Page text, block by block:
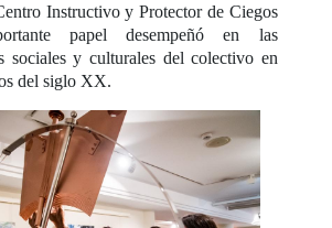
Instructivo y Protector de Ciegos
papel desempeñó en las
sociales y culturales del colectivo en
del siglo XX.